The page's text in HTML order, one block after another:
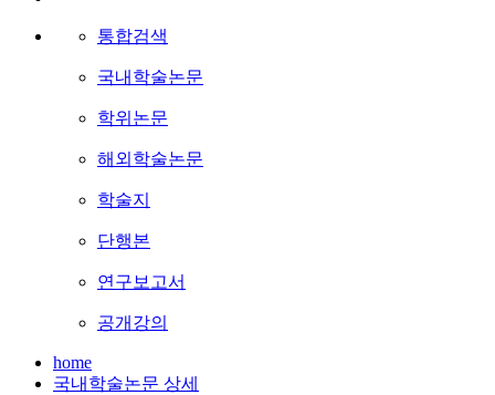
통합검색
국내학술논문
학위논문
해외학술논문
학술지
단행본
연구보고서
공개강의
home
국내학술논문 상세